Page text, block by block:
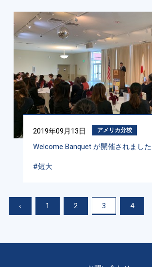
2019年09月13日 アメリカ分校
Welcome Banquet が開催されました
#短大
‹ 1 2 3 4 ...